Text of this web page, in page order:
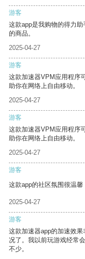
游客
这款app是我购物的得力
的商品。
2025-04-27
游客
这款加速器VPM应用程序
助你在网络上自由移动。
2025-04-27
游客
这款加速器VPM应用程序
助你在网络上自由移动。
2025-04-27
游客
这款app的社区氛围很温馨
2025-04-27
游客
这款加速器app的加速效
况了。我以前玩游戏经常
不少。